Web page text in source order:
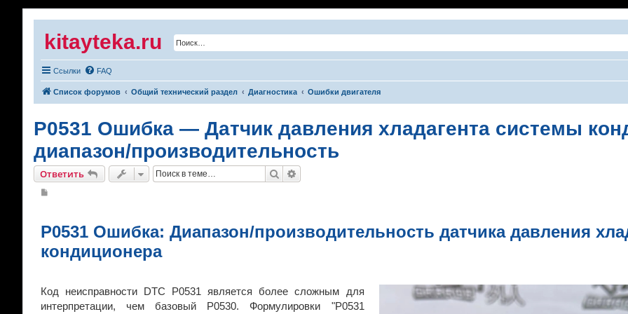
kitayteka.ru
Ссылки FAQ
Список форумов Общий технический раздел Диагностика Ошибки двигателя
P0531 Ошибка — Датчик давления хладагента системы
диапазон/производительность
Ответить Поиск
щ
е
и
е
P0531 Ошибка: Диапазон/производительность датчика давления
кондиционера
Код неисправности DTC P0531 является более сложным для
интерпретации, чем базовый P0530. Формулировки "P0531